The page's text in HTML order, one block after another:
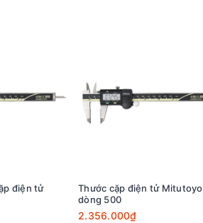
điện tử
Thước cặp điện tử Mitutoyo
dòng 500
2.356.000₫